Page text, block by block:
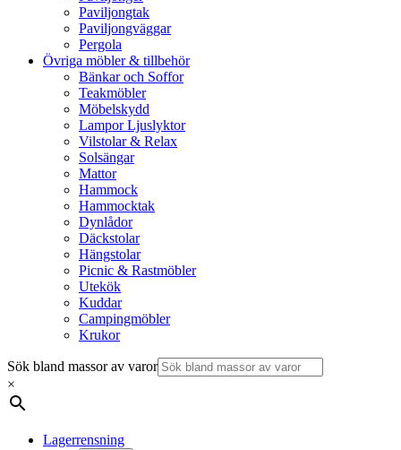
Paviljongtak
Paviljongväggar
Pergola
Övriga möbler & tillbehör
Bänkar och Soffor
Teakmöbler
Möbelskydd
Lampor Ljuslyktor
Vilstolar & Relax
Solsängar
Mattor
Hammock
Hammocktak
Dynlådor
Däckstolar
Hängstolar
Picnic & Rastmöbler
Utekök
Kuddar
Campingmöbler
Krukor
Sök bland massor av varor
×
Lagerrensning